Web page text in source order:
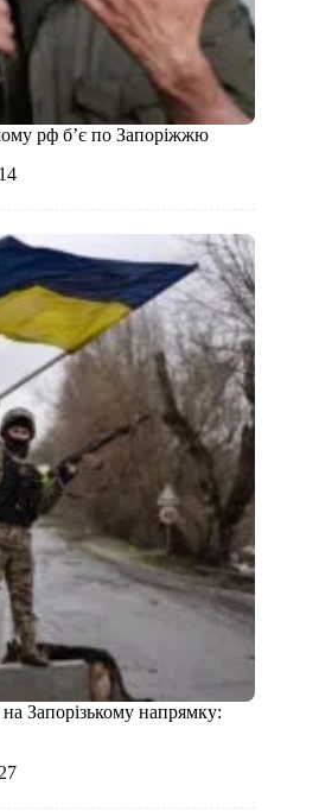
рф б’є по Запоріжжю
Запорізькому напрямку: